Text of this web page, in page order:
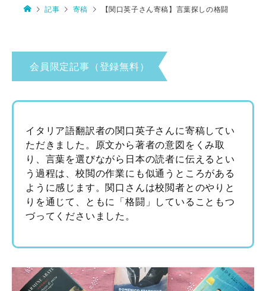
記事 寄稿 【関口英子さん寄稿】言葉探しの格闘
会員限定記事（登録無料）
イタリア語翻訳者の関口英子さんに寄稿してい
ただきました。原文から著者の意図をくみ取
り、言葉を選びながら日本の読者に伝えるとい
う過程は、校閲の作業にも似通うところがある
ように感じます。関口さんは校閲者とのやりと
りを通じて、ともに「格闘」していることもつ
づってくださいました。